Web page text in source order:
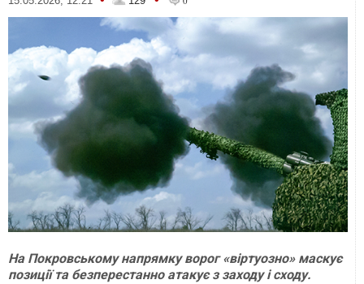
На Покровському напрямку ворог «віртуозно» маскує
позиції та безперестанно атакує з заходу і сходу.